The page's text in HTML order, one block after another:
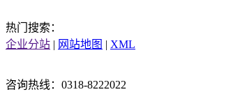
热门搜索：
企业分站 | 网站地图 | XML
咨询热线：0318-8222022